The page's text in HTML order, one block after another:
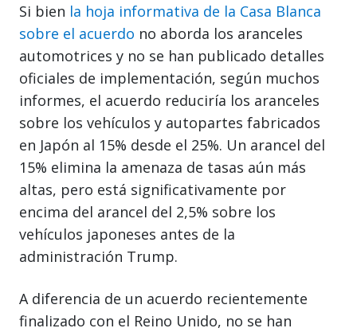
Si bien la hoja informativa de la Casa Blanca
sobre el acuerdo no aborda los aranceles
automotrices y no se han publicado detalles
oficiales de implementación, según muchos
informes, el acuerdo reduciría los aranceles
sobre los vehículos y autopartes fabricados
en Japón al 15% desde el 25%. Un arancel del
15% elimina la amenaza de tasas aún más
altas, pero está significativamente por
encima del arancel del 2,5% sobre los
vehículos japoneses antes de la
administración Trump.
A diferencia de un acuerdo recientemente
finalizado con el Reino Unido, no se han